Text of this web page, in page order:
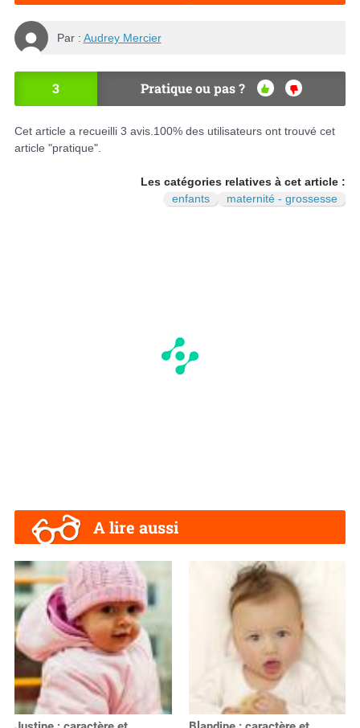
Par : Audrey Mercier
3 Pratique ou pas ?
OU
NO
N
Cet article a recueilli 3 avis. 100% des utilisateurs ont trouvé cet
article "pratique".
Les catégories relatives à cet article :
enfants
maternité - grossesse
A lire aussi